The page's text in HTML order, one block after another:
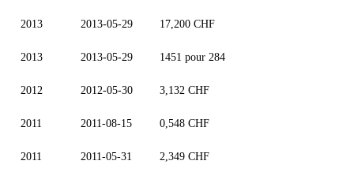
2013 2013-05-29 17,200 CHF
2013 2013-05-29 1451 pour 284
2012 2012-05-30 3,132 CHF
2011 2011-08-15 0,548 CHF
2011 2011-05-31 2,349 CHF